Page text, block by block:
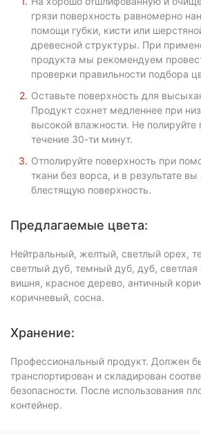
грязи поверхность равномерно
помощи губки, кисти или
древесной структуры. При
продукта мы рекомендуем
проверки правильности подбора
Оставьте поверхность для
Продукт сохнет медленнее при
высокой влажности. Не полируйте
течение 30-ти минут.
Отполируйте поверхность при
ткани без ворса, и в результате
блестящую поверхность.
Предлагаемые цвета:
Нейтральный, желтый, светлый орех,
светлый дуб, темный дуб, дуб,
вишня, красное дерево, античный
коричневый, сосна.
Хранение:
Профессиональный продукт. Должен
транспортирован и складирован
безопасности. После использования
контейнер.